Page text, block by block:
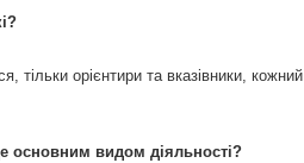
орієнтири та вказівники, кожний
основним видом діяльності?